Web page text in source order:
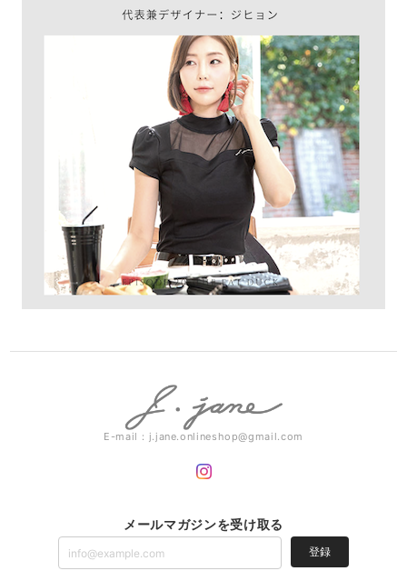
E-mail： j.jane.onlineshop@gmail.com
メールマガジンを受け取る
登録